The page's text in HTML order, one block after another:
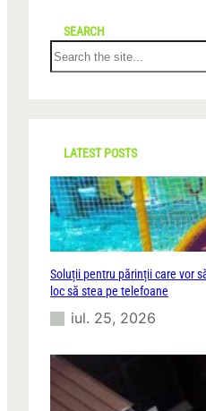
SEARCH
S
e
r
c
LATEST POSTS
Soluții pentru părinții care vor
loc să stea pe telefoane
iul. 25, 2026